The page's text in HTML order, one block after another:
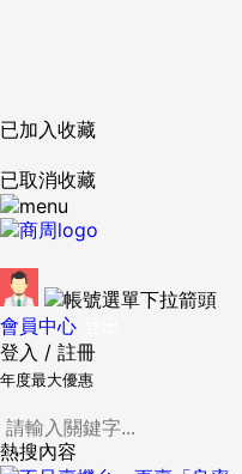
已加入收藏
已取消收藏
會員中心
登入 / 註冊
年度最大優惠
熱搜內容